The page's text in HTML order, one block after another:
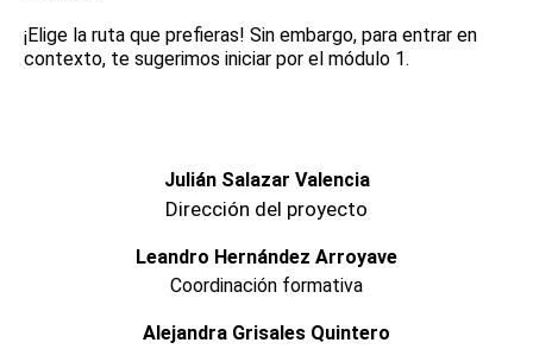
¡Elige la ruta que prefieras! Sin embargo, para entrar en
contexto, te sugerimos iniciar por el módulo 1.
Julián Salazar Valencia
Dirección del proyecto
Leandro Hernández Arroyave
Coordinación formativa
Alejandra Grisales Quintero